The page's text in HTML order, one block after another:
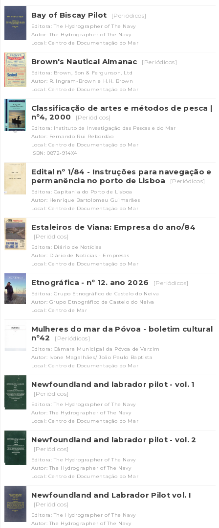
Bay of Biscay Pilot [Periódicos]
Editora: The Hydrographer of The Navy
Autor: The Hydrographer of The Navy
Local: Centro de Documentação do Mar
Brown's Nautical Almanac [Periódicos]
Editora: Brown, Son & Fergunson, Ltd
Autor: R. Ingram-Brown e H.H. Brown
Local: Centro de Documentação do Mar
Classificação de artes e métodos de pesca |
nº4, 2000
[Periódicos]
Editora: Instituto de Investigação das Pescas e do Mar
Autor: Fernando Rui Rebordão
Local: Centro de Documentação do Mar
ISBN: 0872-914X4
Edital nº 1/84 - Instruções para navegação e
permanência no porto de Lisboa
[Periódicos]
Editora: Capitania do Porto de Lisboa
Autor: Henrique Bartolomeu Guimarães
Local: Centro de Documentação do Mar
Estaleiros de Viana: Empresa do ano/84
[Periódicos]
Editora: Diário de Notícias
Autor: Diário de Notícias - Empresas
Local: Centro de Documentação do Mar
Etnográfica - nº 12. ano 2026 [Periódicos]
Editora: Grupo Etnográfico de Castelo do Neiva
Autor: Grupo Etnográfico de Castelo do Neiva
Local: Centro de Mar
Mulheres do mar da Póvoa - boletim cultural
nº42
[Periódicos]
Editora: Câmara Municipal da Póvoa de Varzim
Autor: Ivone Magalhães/ João Paulo Baptista
Local: Centro de Documentação do Mar
Newfoundland and labrador pilot - vol. 1
[Periódicos]
Editora: The Hydrographer of The Navy
Autor: The Hydrographer of The Navy
Local: Centro de Documentação do Mar
Newfoundland and labrador pilot - vol. 2
[Periódicos]
Editora: The Hydrographer of The Navy
Autor: The Hydrographer of The Navy
Local: Centro de Documentação do Mar
Newfoundland and Labrador Pilot vol. I
[Periódicos]
Editora: The Hydrographer of The Navy
Autor: The Hydrographer of The Navy